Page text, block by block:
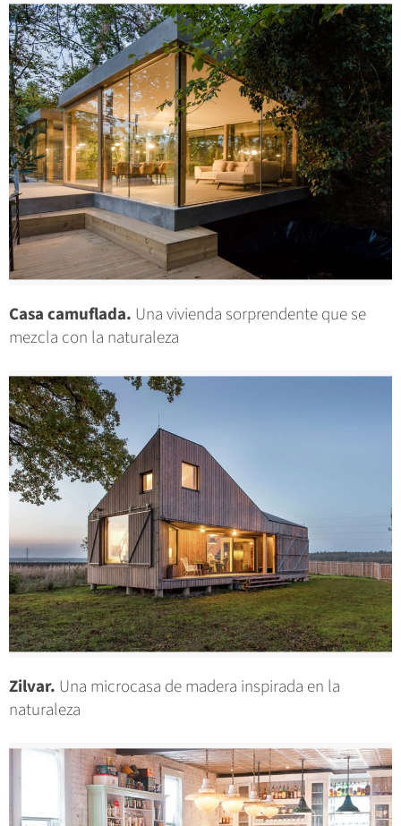
Casa camuflada. Una vivienda sorprendente que se
mezcla con la naturaleza
Zilvar. Una microcasa de madera inspirada en la
naturaleza